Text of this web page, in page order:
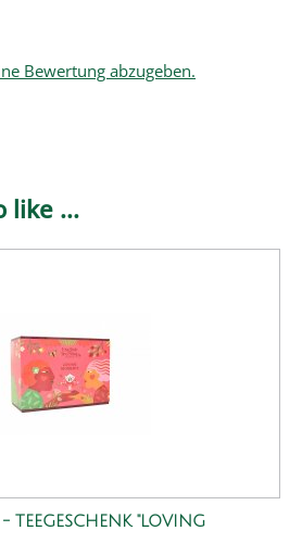
Bewertung abzugeben.
like ...
TEEGESCHENK "LOVING